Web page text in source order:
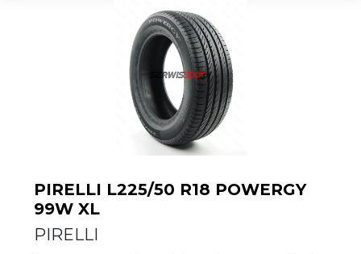
PIRELLI L225/50 R18 POWERGY
99W XL
PIRELLI